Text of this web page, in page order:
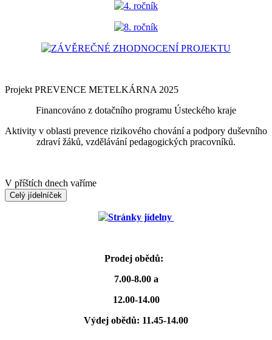
4. ročník
8. ročník
ZÁVĚREČNÉ ZHODNOCENÍ PROJEKTU
Projekt PREVENCE METELKÁRNA 2025
Financováno z dotačního programu Ústeckého kraje
Aktivity v oblasti prevence rizikového chování a podpory duševního
zdraví žáků, vzdělávání pedagogických pracovníků.
V příštích dnech vaříme
Celý jídelníček
Stránky jídelny
Prodej obědů:
7.00-8.00 a
12.00-14.00
Výdej obědů: 11.45-14.00